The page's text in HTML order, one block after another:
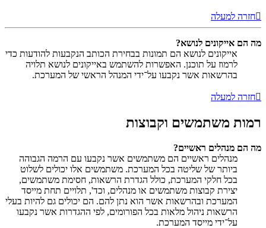
חזרה למעלה
מה הם אייקונים לנושא?
אייקונים לנושא הם תמונות בבחירת הכותב הנקבעות להודעות כדי
לרמוז על תוכנן. האפשרות להשתמש באייקונים לנושא תלויה
בהרשאות אשר נקבעו על־ידי המנהל הראשי של המערכת.
חזרה למעלה
רמות משתמשים וקבוצות
מה הם מנהלים ראשיים?
מנהלים ראשיים הם משתמשים אשר נקבעו עם הרמה הגבוהה
ביותר של שליטה בכל המערכת. משתמשים אלו יכולים לשלוט
בכל חלקי המערכת, כולל הגדרת הרשאות, חסימת משתמשים,
יצירת קבוצות משתמשים או מנהלים, וכד', תלויים תחת מייסד
המערכת ובהרשאות אשר הוא נתן להם. הם יכולים גם להיות בעלי
הרשאות ניהול מלאות בכל הפורומים, לפי ההגדרות אשר נקבעו
על־ידי מייסד המערכת.